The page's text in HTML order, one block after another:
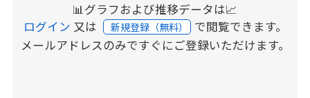
📊グラフおよび推移データは📈
ログイン 又は 新規登録（無料） で閲覧できます。
メールアドレスのみですぐにご登録いただけます。